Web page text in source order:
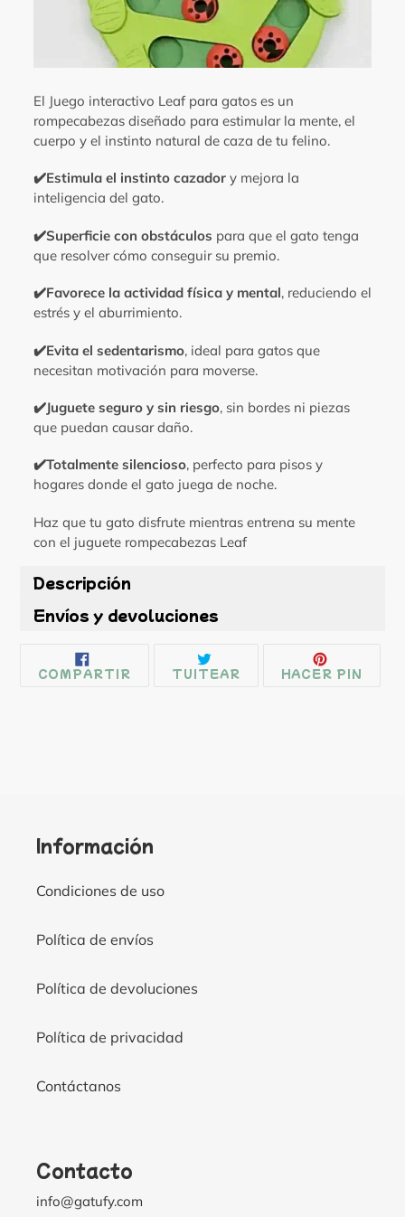
El Juego interactivo Leaf para gatos es un
rompecabezas diseñado para estimular la mente, el
cuerpo y el instinto natural de caza de tu felino.
✔️Estimula el instinto cazador y mejora la
inteligencia del gato.
✔️Superficie con obstáculos para que el gato tenga
que resolver cómo conseguir su premio.
✔️Favorece la actividad física y mental, reduciendo el
estrés y el aburrimiento.
✔️Evita el sedentarismo, ideal para gatos que
necesitan motivación para moverse.
✔️Juguete seguro y sin riesgo, sin bordes ni piezas
que puedan causar daño.
✔️Totalmente silencioso, perfecto para pisos y
hogares donde el gato juega de noche.
Haz que tu gato disfrute mientras entrena su mente
con el juguete rompecabezas Leaf
Descripción
Envíos y devoluciones
COMPARTIR COMPARTIR
TUITEAR TUITEAR
EN
HACER PIN
Información
Condiciones de uso
Política de envíos
Política de devoluciones
Política de privacidad
Contáctanos
Contacto
info@gatufy.com